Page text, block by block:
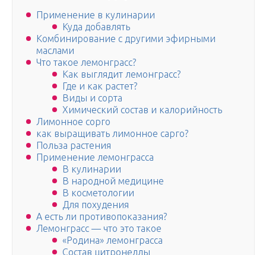
Применение в кулинарии
Куда добавлять
Комбинирование с другими эфирными
маслами
Что такое лемонграсс?
Как выглядит лемонграсс?
Где и как растет?
Виды и сорта
Химический состав и калорийность
Лимонное сорго
как выращивать лимонное сарго?
Польза растения
Применение лемонграсса
В кулинарии
В народной медицине
В косметологии
Для похудения
А есть ли противопоказания?
Лемонграсс — что это такое
«Родина» лемонграсса
Состав цитронеллы